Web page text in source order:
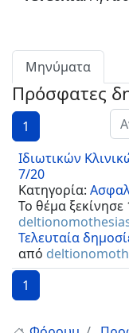
Μηνύματα
Πρόσφατες
1
Ιδιωτικών
7/20
Κατηγορία:
Το θέμα
Τελευταία
από
1